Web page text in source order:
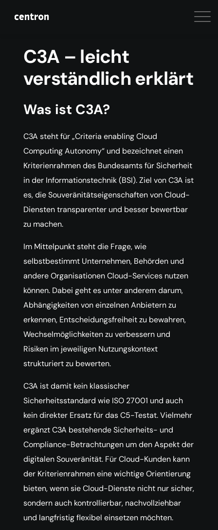
C3A – leicht
verständlich erklärt
Was ist C3A?
C3A steht für „Criteria enabling Cloud
Computing Autonomy“ und bezeichnet einen
Kriterienrahmen des Bundesamts für Sicherheit
in der Informationstechnik (BSI). Ziel von C3A ist
es, die Souveränitätseigenschaften von Cloud-
Diensten transparenter und besser bewertbar
zu machen.
Im Mittelpunkt steht die Frage, wie
selbstbestimmt Unternehmen, Behörden und
andere Organisationen Cloud-Services nutzen
können. Dabei geht es unter anderem darum,
Abhängigkeiten von einzelnen Anbietern zu
erkennen, Entscheidungsfreiheit zu bewahren,
Wechselmöglichkeiten zu verbessern und
Risiken im jeweiligen Nutzungskontext
strukturiert zu bewerten.
C3A ist damit kein klassischer
Sicherheitsstandard wie ISO 27001 und auch
kein direkter Ersatz für das C5-Testat. Vielmehr
ergänzt C3A bestehende Sicherheits- und
Compliance-Betrachtungen um den Aspekt der
digitalen Souveränität. Für Cloud-Kunden kann
der Kriterienrahmen eine wichtige Orientierung
bieten, wenn sie Cloud-Dienste nicht nur sicher,
sondern auch kontrollierbar, nachvollziehbar
und langfristig flexibel einsetzen möchten.